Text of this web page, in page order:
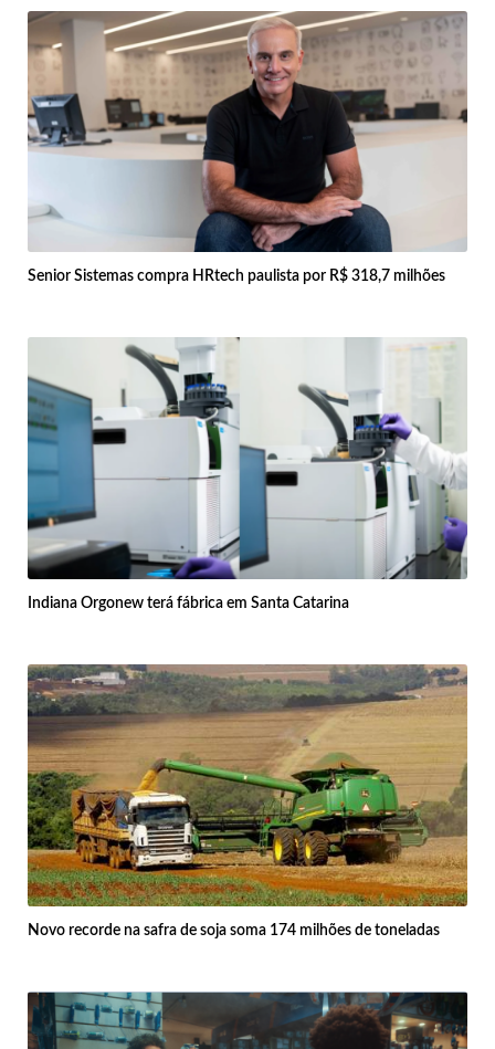
Senior Sistemas compra HRtech paulista por R$ 318,7 milhões
Indiana Orgonew terá fábrica em Santa Catarina
Novo recorde na safra de soja soma 174 milhões de toneladas